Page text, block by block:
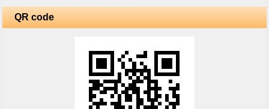
QR code